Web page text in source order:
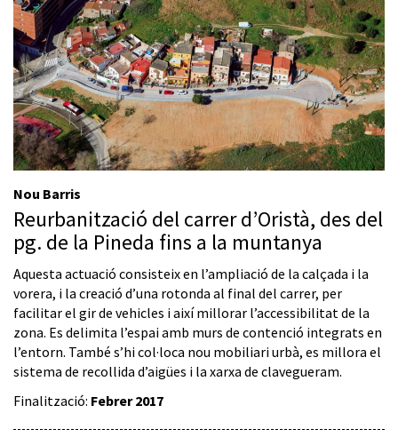
Nou Barris
Reurbanització del carrer d’Oristà, des del
pg. de la Pineda fins a la muntanya
Aquesta actuació consisteix en l’ampliació de la calçada i la
vorera, i la creació d’una rotonda al final del carrer, per
facilitar el gir de vehicles i així millorar l’accessibilitat de la
zona. Es delimita l’espai amb murs de contenció integrats en
l’entorn. També s’hi col·loca nou mobiliari urbà, es millora el
sistema de recollida d’aigües i la xarxa de clavegueram.
Finalització: Febrer 2017